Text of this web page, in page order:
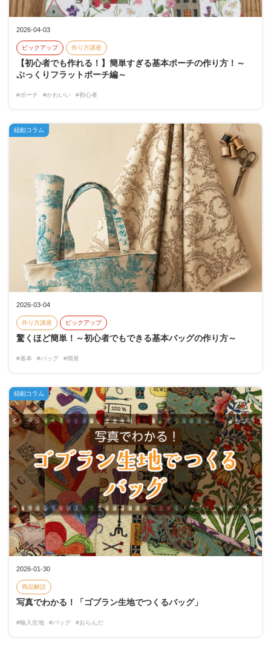
2026-04-03
ピックアップ 作り方講座
【初心者でも作れる！】簡単すぎる基本ポーチの作り方！～
ぷっくりフラットポーチ編～
#ポーチ #かわいい #初心者
2026-03-04
作り方講座 ピックアップ
驚くほど簡単！～初心者でもできる基本バッグの作り方～
#基本 #バッグ #簡単
紐釦コラム
2026-01-30
商品解説
写真でわかる！「ゴブラン生地でつくるバッグ」
#輸入生地 #バッグ #おらんだ
紐釦コラム